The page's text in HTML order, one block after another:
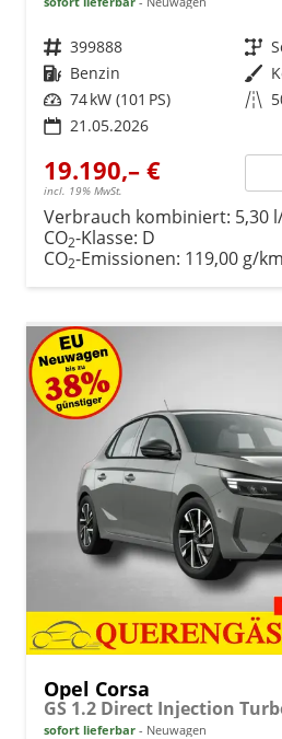
Fahrzeugnr. 399888 Getriebe
Kraftstoff Benzin Außenfarbe
Leistung 74 kW (101 PS) Kilometerstand
21.05.2026
19.190,– €
incl. 19% MwSt.
Verbrauch kombiniert: 5,30
CO2-Klasse: D
CO2-Emissionen: 119,00 g/km
Opel Corsa
GS 1.2 Direct Injection
sofort lieferbar Neuwagen